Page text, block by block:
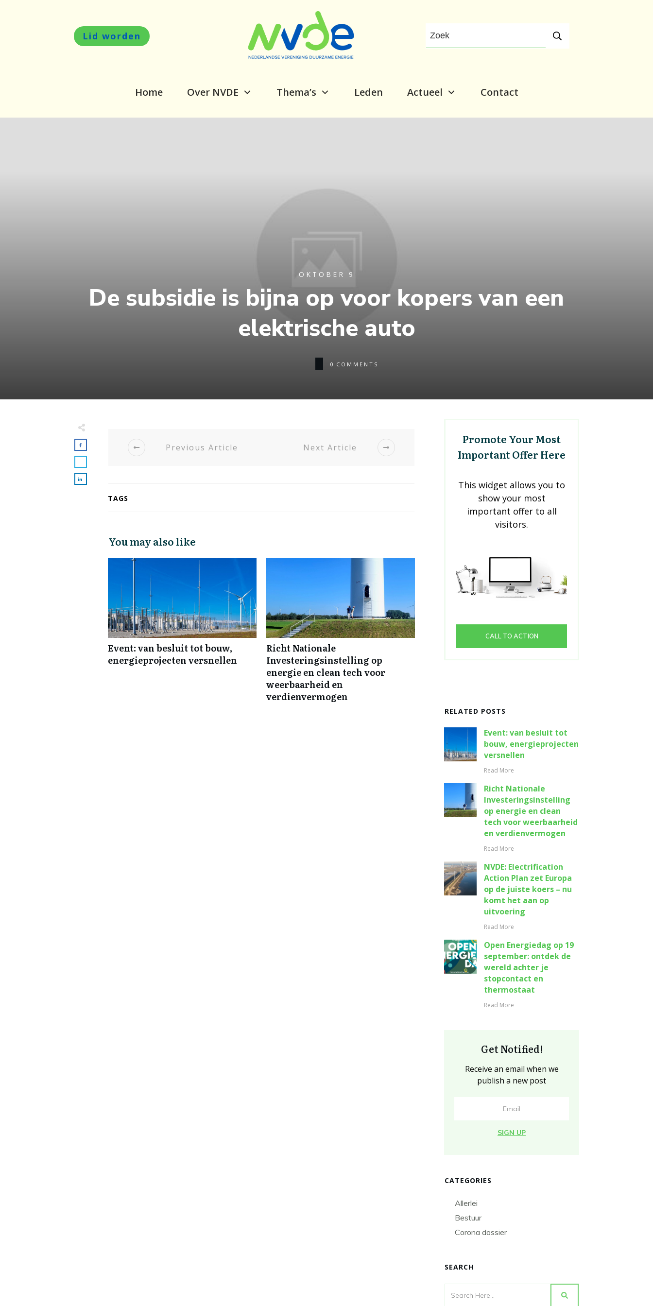
Lid worden
Home Over NVDE Thema’s Leden Actueel Contact
OKTOBER 9
De subsidie is bijna op voor kopers van een
elektrische auto
0 COMMENTS
Previous Article Next Article
TAGS
You may also like
Event: van besluit tot bouw,
energieprojecten versnellen
Richt Nationale
Investeringsinstelling op
energie en clean tech voor
weerbaarheid en
verdienvermogen
Promote Your Most
Important Offer Here
This widget allows you to
show your most
important offer to all
visitors.
CALL TO ACTION
RELATED POSTS
Event: van besluit tot
bouw, energieprojecten
versnellen
Read More
Richt Nationale
Investeringsinstelling
op energie en clean
tech voor weerbaarheid
en verdienvermogen
Read More
NVDE: Electrification
Action Plan zet Europa
op de juiste koers – nu
komt het aan op
uitvoering
Read More
Open Energiedag op 19
september: ontdek de
wereld achter je
stopcontact en
thermostaat
Read More
Get Notified!
Receive an email when we
publish a new post
SIGN UP
CATEGORIES
Allerlei
Bestuur
Corona dossier
SEARCH